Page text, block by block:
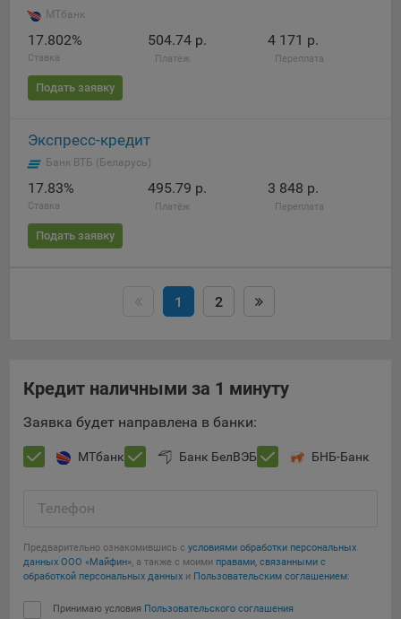
МТбанк
17.802%
Ставка
504.74 р.
Платёж
4 171 р.
Переплата
Подать заявку
Экспресс-кредит
Банк ВТБ (Беларусь)
17.83%
Ставка
495.79 р.
Платёж
3 848 р.
Переплата
Подать заявку
1 2
Кредит наличными за 1 минуту
Заявка будет направлена в банки:
МТбанк Банк БелВЭБ БНБ-Банк
Телефон
Предварительно ознакомившись с условиями обработки персональных
данных ООО «Майфин», а также с моими правами, связанными с
обработкой персональных данных и Пользовательским соглашением:
Принимаю условия Пользовательского соглашения